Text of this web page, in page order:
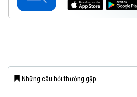
Những câu hỏi thường gặp